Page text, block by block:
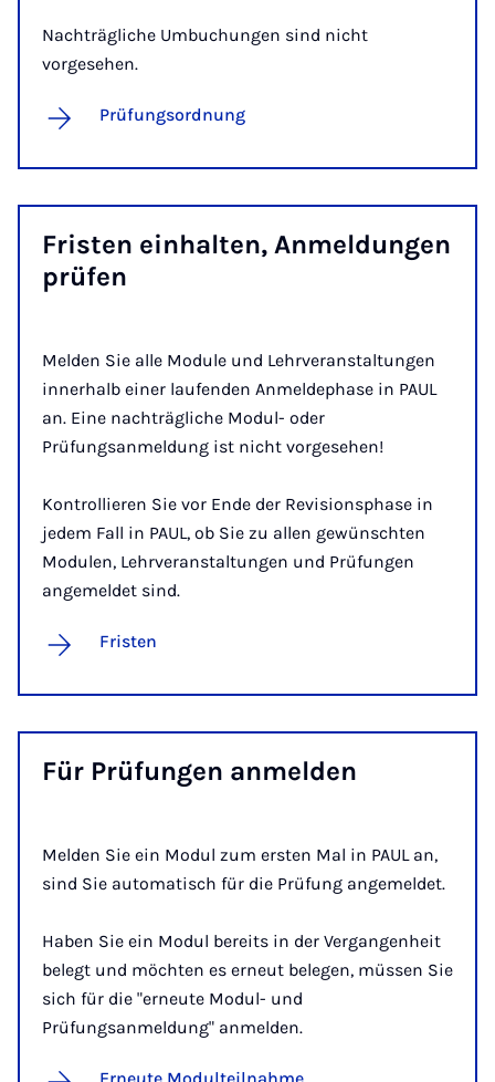
Nachträgliche Umbuchungen sind nicht
vorgesehen.
Prüfungsordnung
Fris­ten ein­hal­ten, An­mel­dun­gen
prü­fen
Melden Sie alle Module und Lehrveranstaltungen
innerhalb einer laufenden Anmeldephase in PAUL
an. Eine nachträgliche Modul- oder
Prüfungsanmeldung ist nicht vorgesehen!
Kontrollieren Sie vor Ende der Revisionsphase in
jedem Fall in PAUL, ob Sie zu allen gewünschten
Modulen, Lehrveranstaltungen und Prüfungen
angemeldet sind.
Fristen
Für Prü­fun­gen an­mel­den
Melden Sie ein Modul zum ersten Mal in PAUL an,
sind Sie automatisch für die Prüfung angemeldet.
Haben Sie ein Modul bereits in der Vergangenheit
belegt und möchten es erneut belegen, müssen Sie
sich für die "erneute Modul- und
Prüfungsanmeldung" anmelden.